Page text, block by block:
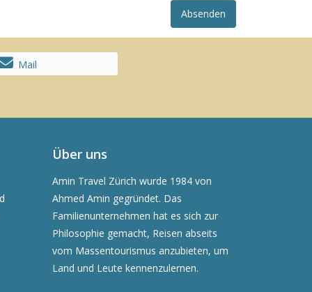
Absenden
Mail
Über uns
Amin Travel Zürich wurde 1984 von
Ahmed Amin gegründet. Das
Familienunternehmen hat es sich zur
Philosophie gemacht, Reisen abseits
vom Massentourismus anzubieten, um
Land und Leute kennenzulernen.